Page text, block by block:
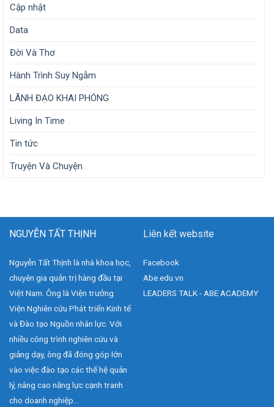
Cập nhật
Data
Đời Và Thơ
Hành Trình Suy Ngẫm
LÃNH ĐẠO KHAI PHÓNG
Living In Time
Tin tức
Truyện Và Chuyện
NGUYỄN TẤT THỊNH
Nguyễn Tất Thịnh là nhà khoa học,
chuyên gia quản trị hàng đầu tại
Việt Nam. Ông là Viện trưởng
Viện Nghiên cứu Phát triển Kinh tế
và Đào tạo Nguồn nhân lực. Với
nhiều công trình nghiên cứu và
giảng dạy, ông đã đóng góp lớn
vào việc đào tạo các thế hệ quản
lý, nâng cao năng lực cạnh tranh
cho doanh nghiệp...
Liên kết website
Facebook
Abe.edu.vn
LEADERS TALK - ABE ACADEMY